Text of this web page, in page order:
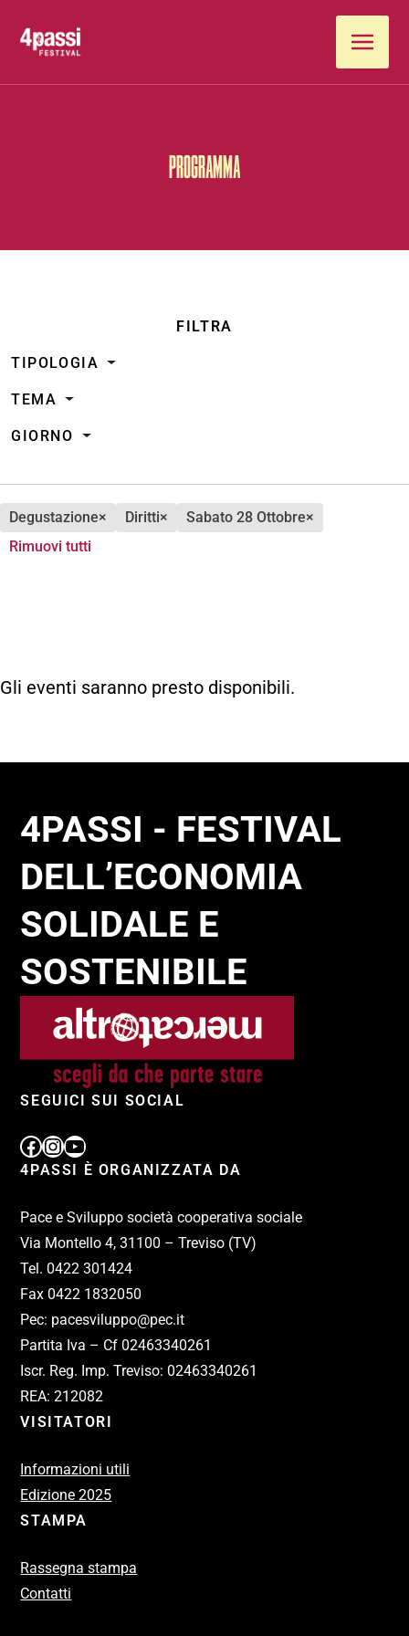
PROGRAMMA
FILTRA
TIPOLOGIA
TEMA
GIORNO
degustazione× diritti× sabato 28 Ottobre×
Rimuovi tutti
Gli eventi saranno presto disponibili.
4PASSI - FESTIVAL
DELL’ECONOMIA
SOLIDALE E
SOSTENIBILE
SEGUICI SUI SOCIAL
4PASSI È ORGANIZZATA DA
Pace e Sviluppo società cooperativa sociale
Via Montello 4, 31100 – Treviso (TV)
Tel. 0422 301424
Fax 0422 1832050
Pec: pacesviluppo@pec.it
Partita Iva – Cf 02463340261
Iscr. Reg. Imp. Treviso: 02463340261
REA: 212082
VISITATORI
Informazioni utili
Edizione 2025
STAMPA
Rassegna stampa
Contatti